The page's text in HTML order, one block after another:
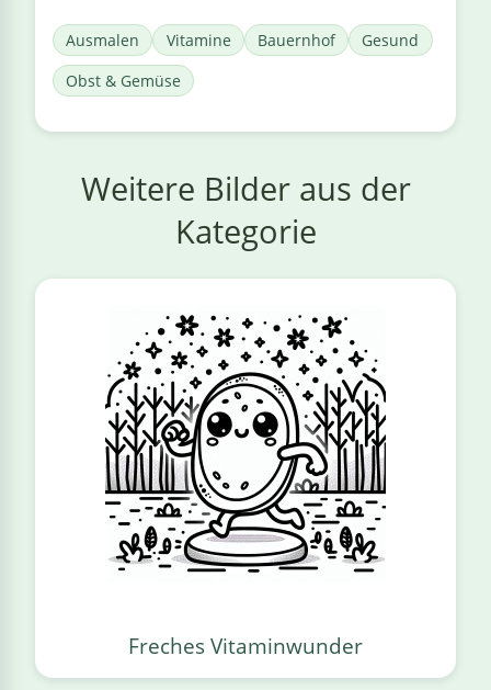
Ausmalen Vitamine Bauernhof
Gesund
Obst & Gemüse
Weitere Bilder aus der
Kategorie
Freches Vitaminwunder